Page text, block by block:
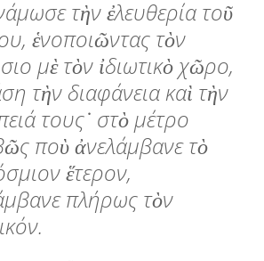
τὴν ἐλευθερία τοῦ
ἑνοποιῶντας τὸν
μὲ τὸν ἰδιωτικὸ χῶρο,
τὴν διαφάνεια καὶ τὴν
τους˙ στὸ μέτρο
ποὺ ἀνελάμβανε τὸ
ἕτερον,
πλήρως τὸν